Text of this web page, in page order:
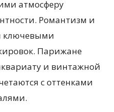
атмосферу
Романтизм и
ключевыми
Парижане
и винтажной
с оттенками